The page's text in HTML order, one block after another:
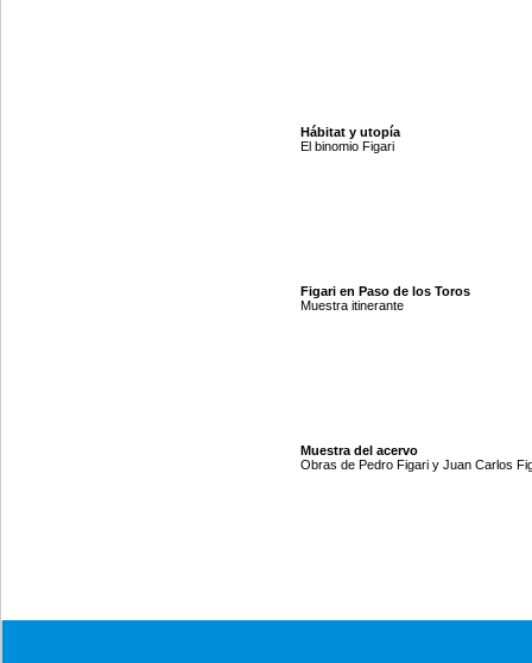
Hábitat y utopía
El binomio Figari
Figari en Paso de los Toros
Muestra itinerante
Muestra del acervo
Obras de Pedro Figari y Juan Carlos